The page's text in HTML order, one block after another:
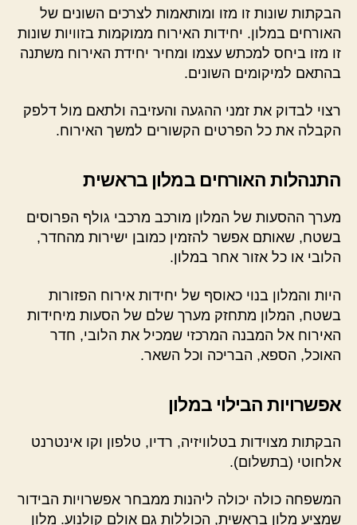
הבקתות שונות זו מזו ומותאמות לצרכים השונים של
האורחים במלון. יחידות האירוח ממוקמות בזוויות שונות
זו מזו ביחס למכתש עצמו ומחיר יחידת האירוח משתנה
בהתאם למיקומים השונים.
רצוי לבדוק את זמני ההגעה והעזיבה ולתאם מול דלפק
הקבלה את כל הפרטים הקשורים למשך האירוח.
התנהלות האורחים במלון בראשית
מערך ההסעות של המלון מורכב מרכבי גולף הפרוסים
בשטח, שאותם אפשר להזמין כמובן ישירות מהחדר,
הלובי או כל אזור אחר במלון.
היות והמלון בנוי כאוסף של יחידות אירוח הפזורות
בשטח, המלון מתחזק מערך שלם של הסעות מיחידות
האירוח אל המבנה המרכזי שמכיל את הלובי, חדר
האוכל, הספא, הבריכה וכל השאר.
אפשרויות הבילוי במלון
הבקתות מצוידות בטלוויזיה, רדיו, טלפון וקו אינטרנט
אלחוטי (בתשלום).
המשפחה כולה יכולה ליהנות ממבחר אפשרויות הבידור
שמציע מלון בראשית, הכוללות גם אולם קולנוע. מלון